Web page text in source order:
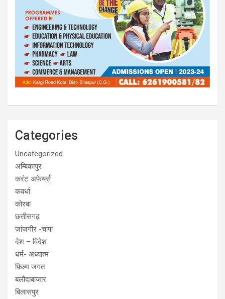
Categories
Uncategorized
अम्बिकापुर
करंट अफेयर्स
कवर्धा
कोरबा
छत्तीसगढ़
जांजगीर -चांपा
देश – विदेश
धर्म- अध्यात्म
फ़िल्म जगत
बलौदाबाजार
बिलासपुर